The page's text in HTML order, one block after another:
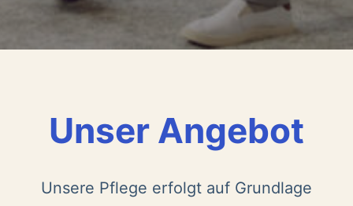
Unser Angebot
Unsere Pflege erfolgt auf Grundlage